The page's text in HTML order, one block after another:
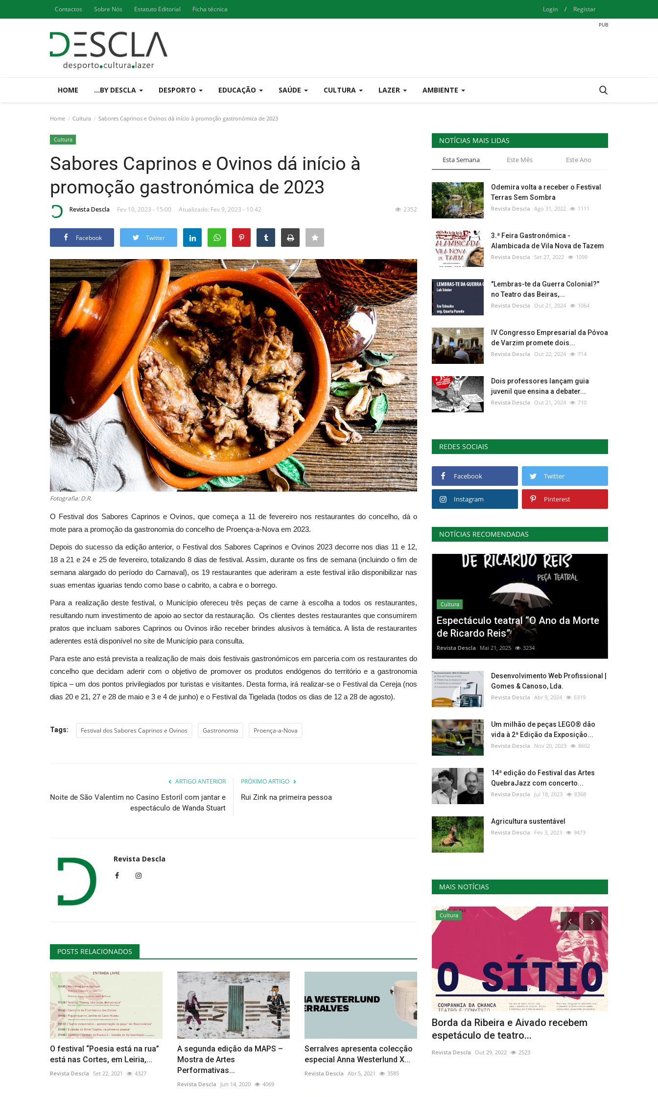
Contactos Sobre Nós Estatuto Editorial Ficha técnica Login / Registar
HOME ...BY DESCLA DESPORTO EDUCAÇÃO SAÚDE CULTURA LAZER AMBIENTE
Home Cultura Sabores Caprinos e Ovinos dá início à promoção gastronómica de 2023
Cultura
Sabores Caprinos e Ovinos dá início à
promoção gastronómica de 2023
Revista Descla Fev 10, 2023 - 15:00 Atualizado: Fev 9, 2023 - 10:42 2352
Facebook Twitter
Fotografia: D.R.
O Festival dos Sabores Caprinos e Ovinos, que começa a 11 de fevereiro nos restaurantes do concelho, dá o
mote para a promoção da gastronomia do concelho de Proença-a-Nova em 2023.
Depois do sucesso da edição anterior, o Festival dos Sabores Caprinos e Ovinos 2023 decorre nos dias 11 e 12,
18 a 21 e 24 e 25 de fevereiro, totalizando 8 dias de festival. Assim, durante os fins de semana (incluindo o fim de
semana alargado do período do Carnaval), os 19 restaurantes que aderiram a este festival irão disponibilizar nas
suas ementas iguarias tendo como base o cabrito, a cabra e o borrego.
Para a realização deste festival, o Município ofereceu três peças de carne à escolha a todos os restaurantes,
resultando num investimento de apoio ao sector da restauração. Os clientes destes restaurantes que consumirem
pratos que incluam sabores Caprinos ou Ovinos irão receber brindes alusivos à temática. A lista de restaurantes
aderentes está disponível no site de Município para consulta.
Para este ano está prevista a realização de mais dois festivais gastronómicos em parceria com os restaurantes do
concelho que decidam aderir com o objetivo de promover os produtos endógenos do território e a gastronomia
típica – um dos pontos privilegiados por turistas e visitantes. Desta forma, irá realizar-se o Festival da Cereja (nos
dias 20 e 21, 27 e 28 de maio e 3 e 4 de junho) e o Festival da Tigelada (todos os dias de 12 a 28 de agosto).
Tags: Festival dos Sabores Caprinos e Ovinos Gastronomia Proença-a-Nova
ARTIGO ANTERIOR
Noite de São Valentim no Casino Estoril com jantar e
espectáculo de Wanda Stuart
PRÓXIMO ARTIGO
Rui Zink na primeira pessoa
Revista Descla
POSTS RELACIONADOS
O festival “Poesia está na rua”
está nas Cortes, em Leiria,...
Revista Descla Set 22, 2021 4327
A segunda edição da MAPS –
Mostra de Artes
Performativas...
Revista Descla Jun 14, 2020 4069
Serralves apresenta colecção
especial Anna Westerlund X...
Revista Descla Abr 5, 2021 3585
NOTÍCIAS MAIS LIDAS
Esta Semana Este Mês Este Ano
Odemira volta a receber o Festival
Terras Sem Sombra
Revista Descla Ago 31, 2022 1111
3.ª Feira Gastronómica -
Alambicada de Vila Nova de Tazem
Revista Descla Set 27, 2022 1099
"Lembras-te da Guerra Colonial?"
no Teatro das Beiras,...
Revista Descla Out 21, 2024 1064
IV Congresso Empresarial da Póvoa
de Varzim promete dois...
Revista Descla Out 22, 2024 714
Dois professores lançam guia
juvenil que ensina a debater...
Revista Descla Out 21, 2024 710
REDES SOCIAIS
Facebook Twitter
Instagram Pinterest
NOTÍCIAS RECOMENDADAS
Cultura
Espectáculo teatral “O Ano da Morte
de Ricardo Reis”
Revista Descla Mai 21, 2025 3234
Desenvolvimento Web Profissional |
Gomes & Canoso, Lda.
Revista Descla Abr 9, 2024 6319
Um milhão de peças LEGO® dão
vida à 2ª Edição da Exposição...
Revista Descla Nov 20, 2023 8602
14ª edição do Festival das Artes
QuebraJazz com concerto...
Revista Descla Jul 18, 2023 8368
Agricultura sustentável
Revista Descla Fev 3, 2023 9473
MAIS NOTÍCIAS
Galaico Rural Race contou com
centena e meia de participantes
Revista Descla Jul 14, 2023
Maio Mês do Coração com agenda
repleta de actividades por...
Revista Descla Mai 4, 2023 2948
Cultura
Borda da Ribeira e Aivado recebem
espetáculo de teatro...
Revista Descla Out 29, 2022 2523